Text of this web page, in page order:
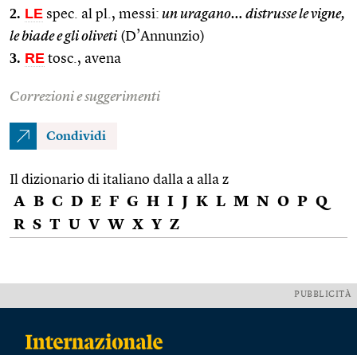
2. LE spec. al pl., messi: un uragano… distrusse le vigne,
le biade e gli oliveti (D’Annunzio)
3. RE tosc., avena
Correzioni e suggerimenti
Condividi
Il dizionario di italiano dalla a alla z
A B C D E F G H I J K L M N O P Q
R S T U V W X Y Z
PUBBLICITÀ